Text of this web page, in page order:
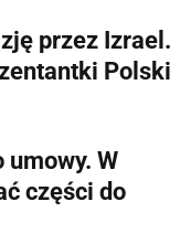
przez Izrael.
Polski
W
części do